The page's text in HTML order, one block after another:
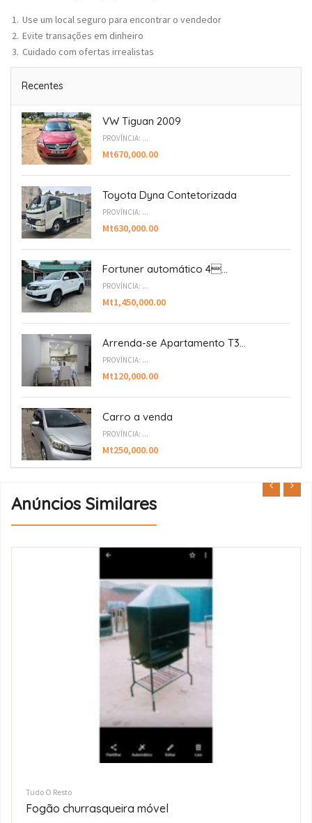
Use um local seguro para encontrar o vendedor
Evite transações em dinheiro
Cuidado com ofertas irrealistas
Recentes
VW Tiguan 2009
PROVÍNCIA: ...
Mt670,000.00
Toyota Dyna Contetorizada
PROVÍNCIA: ...
Mt630,000.00
Fortuner automático 4...
PROVÍNCIA: ...
Mt1,450,000.00
Arrenda-se Apartamento T3...
PROVÍNCIA: ...
Mt120,000.00
Carro a venda
PROVÍNCIA: ...
Mt250,000.00
Anúncios Similares
Tudo O Resto
EINHELL Original – Berbequim Sem Fios com